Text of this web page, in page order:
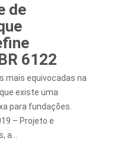
de
6122
mais equivocadas na
existe uma
para fundações.
– Projeto e
a…